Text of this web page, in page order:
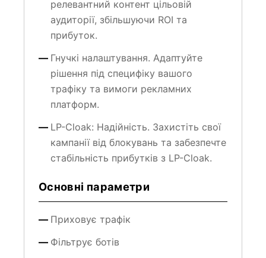
релевантний контент цільовій
аудиторії, збільшуючи ROI та
прибуток.
Гнучкі налаштування. Адаптуйте
рішення під специфіку вашого
трафіку та вимоги рекламних
платформ.
LP-Cloak: Надійність. Захистіть свої
кампанії від блокувань та забезпечте
стабільність прибутків з LP-Cloak.
Основні параметри
Приховує трафік
Фільтрує ботів